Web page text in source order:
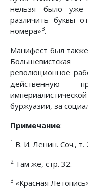
нельзя было уже
различить буквы
номера»3.
Манифест был
революционное
действенную
буржуазии, за
Примечание:
1 В. И. Ленин. Соч., т.
2Там же, стр. 32.
3 «Красная